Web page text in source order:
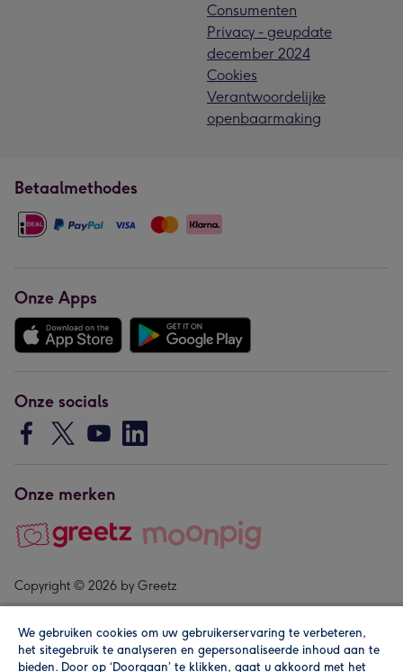
Consumenten
Privacy - geupdate
december 2024
Cookies
Verantwoordelijke
openbaarmaking
Betaalmethodes
Onze Apps
Onze socials
Onze merken
Copyright © 2026 by Greetz
We gebruiken cookies om uw gebruikerservaring te verbeteren,
het sitegebruik te analyseren en gepersonaliseerde inhoud aan te
bieden. Door op ‘Doorgaan’ te klikken, gaat u akkoord met het